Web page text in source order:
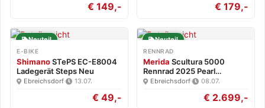
€ 149,- € 179,-
Neuteil
E-BIKE
ShimanoSTePS EC-E8004
Ladegerät Steps Neu
Ebreichsdorf· 13.07.
€ 49,-
Neuteil
RENNRAD
Merida Scultura 5000
Rennrad 2025 Pearl
White/Blk…
Ebreichsdorf· 08.07.
€ 2.699,-